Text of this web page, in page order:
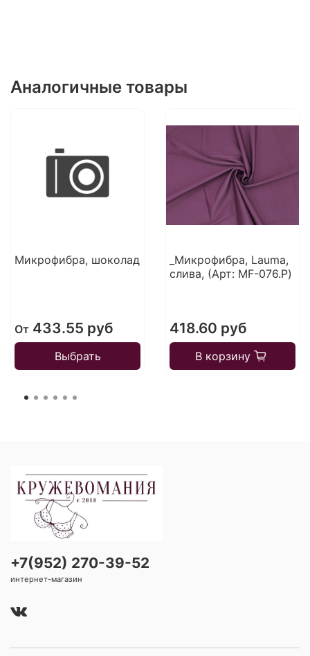
Аналогичные товары
Микрофибра, шоколад
От433.55 руб
Выбрать
_Микрофибра, Lauma,
слива, (Арт: MF-076.P)
418.60 руб
В корзину
+7(952) 270-39-52
интернет-магазин